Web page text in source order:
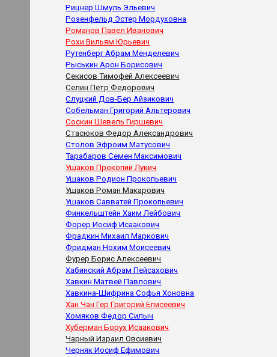
Рицнер Шмуль Эльевич
Розенфельд Эстер Мордуховна
Романов Павел Иванович
Рохи Вильям Юрьевич
Рутенберг Абрам Менделевич
Рыськин Арон Борисович
Секисов Тимофей Алексеевич
Селин Петр Федорович
Слуцкий Дов-Бер Айзикович
Собельман Григорий Альтерович
Соскин Шевель Гиршевич
Стасюков Федор Александрович
Столов Эфроим Матусович
Тарабаров Семен Максимович
Ушаков Прокопий Лукич
Ушаков Родион Прокопьевич
Ушаков Роман Макарович
Ушаков Савватей Прокопьевич
Финкельштейн Хаим Лейбович
Форер Иосиф Исаакович
Фрадкин Михаил Маркович
Фридман Нохим Моисеевич
Фурер Борис Алексеевич
Хабинский Абрам Пейсахович
Хавкин Матвей Павлович
Хавкина-Шифрина Софья Хоновна
Хан Чан Гер Григорий Елисеевич
Хомяков Федор Силыч
Хуберман Борух Исаакович
Чарный Израил Овсиевич
Черняк Иосиф Ефимович